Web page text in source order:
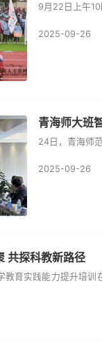
9月22日上午
2025-09-26
青海师大班
24日，青海师
2025-09-26
共探科教新路径
育实践能力提升培